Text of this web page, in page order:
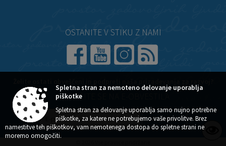
OSTANITE V STIKU Z NAMI
NAROČITE SE NA E-OBVESTILA
Spletna stran za nemoteno delovanje uporablja
piškotke
Spletna stran za delovanje uporablja samo nujno potrebne
piškotke, za katere ne potrebujemo vaše privolitve. Brez
namestitve teh piškotkov, vam nemotenega dostopa do spletne strani ne
moremo omogočiti.